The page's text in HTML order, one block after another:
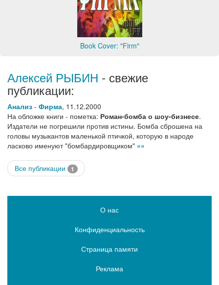
Book Cover: "Firm"
Алексей РЫБИН - свежие
публикации:
Анализ - Фирма, 11.12.2000
На обложке книги - пометка: Роман-бомба о шоу-бизнесе.
Издатели не погрешили против истины. Бомба сброшена на
головы музыкантов маленькой птичкой, которую в народе
ласково именуют "бомбардировщиком" »»
Все публикации 1
О нас
Конфиденциальность
Страница памяти
Реклама